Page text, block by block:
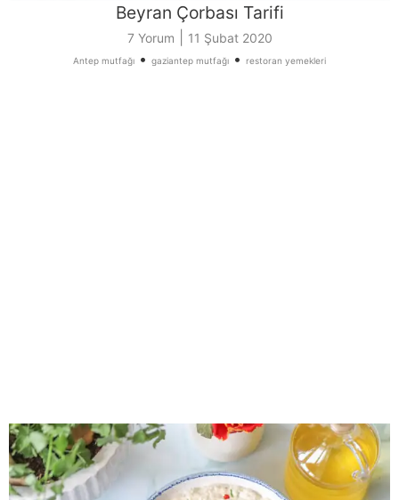
Beyran Çorbası Tarifi
7 Yorum 11 Şubat 2020
Antep mutfağı • gaziantep mutfağı • restoran yemekleri